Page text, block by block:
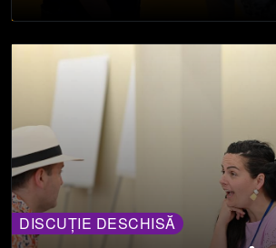
DISCUȚIE DESCHISĂ